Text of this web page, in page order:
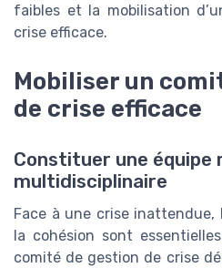
faibles et la mobilisation
crise efficace.
Mobiliser un
de crise efficace
Constituer une équipe
multidisciplinaire
Face à une crise
la cohésion sont
comité de gestion de crise